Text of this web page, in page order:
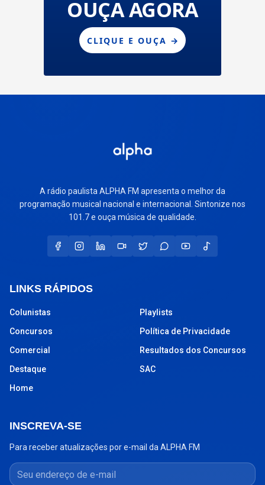
A rádio paulista ALPHA FM apresenta o melhor da
programação musical nacional e internacional. Sintonize nos
101.7 e ouça música de qualidade.
LINKS RÁPIDOS
Colunistas
Concursos
Comercial
Destaque
Home
Playlists
Política de Privacidade
Resultados dos Concursos
SAC
INSCREVA-SE
Para receber atualizações por e-mail da ALPHA FM
Seu endereço de e-mail